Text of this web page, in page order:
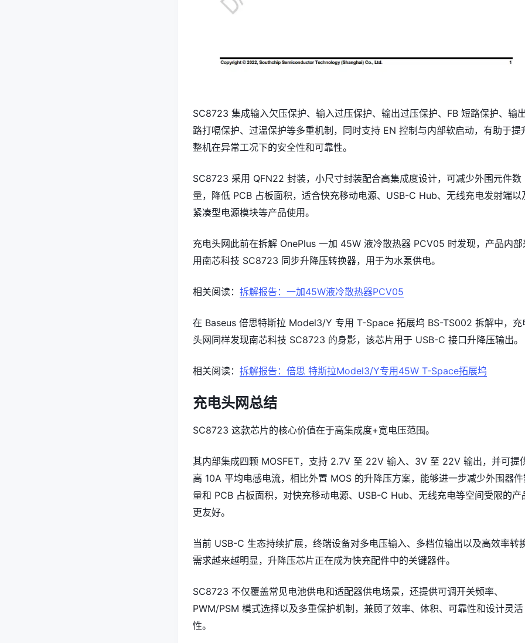
SC8723 集成输入欠压保护、输入过压保护、输出过压保护、FB 短路保护、输
路打嗝保护、过温保护等多重机制，同时支持 EN 控制与内部软启动，有助于提
整机在异常工况下的安全性和可靠性。
SC8723 采用 QFN22 封装，小尺寸封装配合高集成度设计，可减少外围元件数
量，降低 PCB 占板面积，适合快充移动电源、USB-C Hub、无线充电发射端以
紧凑型电源模块等产品使用。
充电头网此前在拆解 OnePlus 一加 45W 液冷散热器 PCV05 时发现，产品内部
用南芯科技 SC8723 同步升降压转换器，用于为水泵供电。
相关阅读： 拆解报告：一加45W液冷散热器PCV05
在 Baseus 倍思特斯拉 Model3/Y 专用 T-Space 拓展坞 BS-TS002 拆解中，充
头网同样发现南芯科技 SC8723 的身影，该芯片用于 USB-C 接口升降压输出。
相关阅读： 拆解报告：倍思 特斯拉Model3/Y专用45W T-Space拓展坞
充电头网总结
SC8723 这款芯片的核心价值在于高集成度+宽电压范围。
其内部集成四颗 MOSFET，支持 2.7V 至 22V 输入、3V 至 22V 输出，并可提
高 10A 平均电感电流，相比外置 MOS 的升降压方案，能够进一步减少外围器
量和 PCB 占板面积，对快充移动电源、USB-C Hub、无线充电等空间受限的产
更友好。
当前 USB-C 生态持续扩展，终端设备对多电压输入、多档位输出以及高效率转
需求越来越明显，升降压芯片正在成为快充配件中的关键器件。
SC8723 不仅覆盖常见电池供电和适配器供电场景，还提供可调开关频率、
PWM/PSM 模式选择以及多重保护机制，兼顾了效率、体积、可靠性和设计灵活
性。